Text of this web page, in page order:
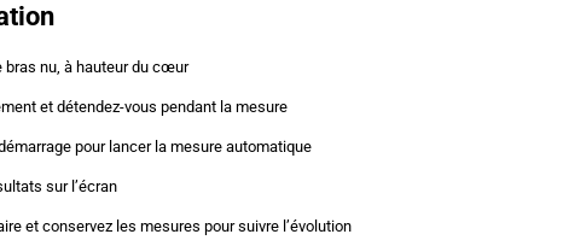
bras nu, à hauteur du cœur
et détendez-vous pendant la mesure
pour lancer la mesure automatique
sur l’écran
et conservez les mesures pour suivre l’évolution